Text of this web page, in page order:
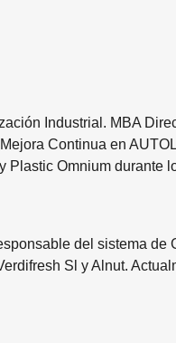
Industrial. MBA
Continua en
Omnium durante
del sistema
Sl y Alnut.